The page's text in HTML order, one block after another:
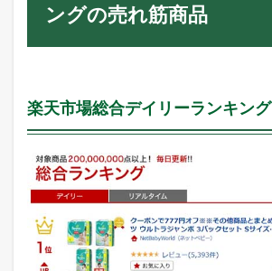
ングの売れ筋商品
楽天市場総合デイリーランキング